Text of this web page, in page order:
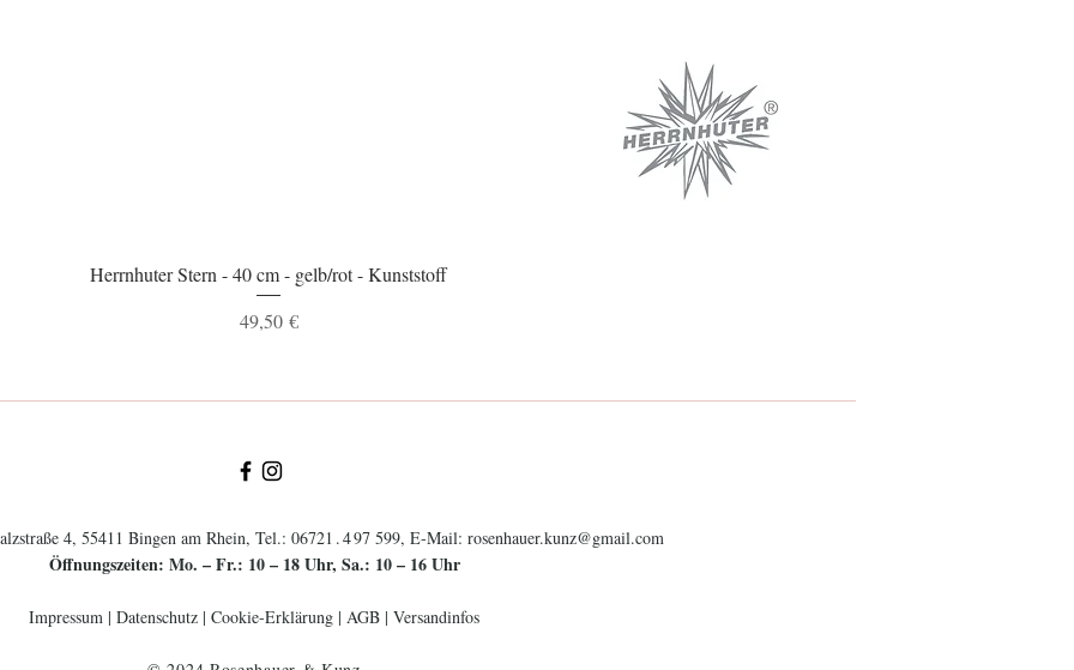
Schnellansicht
Herrnhuter Stern - 40 cm - gelb/rot - Kunststoff
Preis
49,50 €
4, 55411 Bingen am Rhein, Tel.: 06721.497 599, E-Mail:rosenhauer.kunz@gmail.com
Öffnungszeiten: Mo. – Fr.: 10 – 18 Uhr, Sa.: 10 – 16 Uhr
Impressum | Datenschutz | Cookie-Erklärung | AGB | Versandinfos